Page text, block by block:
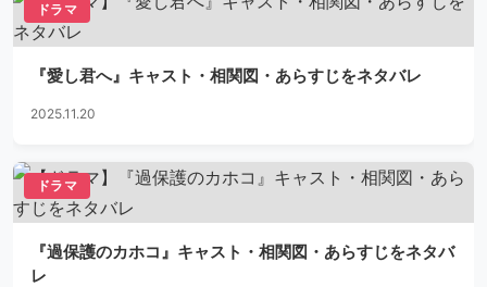
ドラマ
『愛し君へ』キャスト・相関図・あらすじをネタバレ
2025.11.20
ドラマ
『過保護のカホコ』キャスト・相関図・あらすじをネタバ
レ